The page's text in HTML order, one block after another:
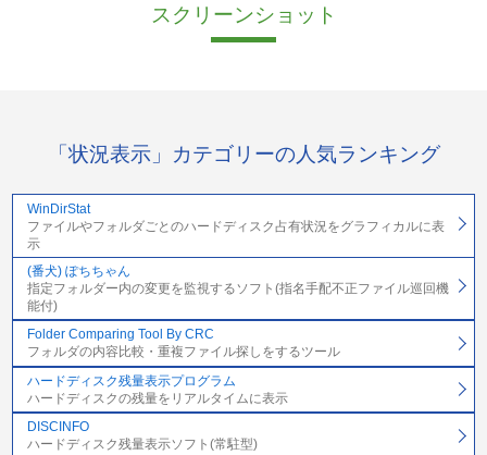
スクリーンショット
「状況表示」カテゴリーの人気ランキング
WinDirStat
ファイルやフォルダごとのハードディスク占有状況をグラフィカルに表
示
(番犬) ぽちちゃん
指定フォルダー内の変更を監視するソフト(指名手配不正ファイル巡回機
能付)
Folder Comparing Tool By CRC
フォルダの内容比較・重複ファイル探しをするツール
ハードディスク残量表示プログラム
ハードディスクの残量をリアルタイムに表示
DISCINFO
ハードディスク残量表示ソフト(常駐型)